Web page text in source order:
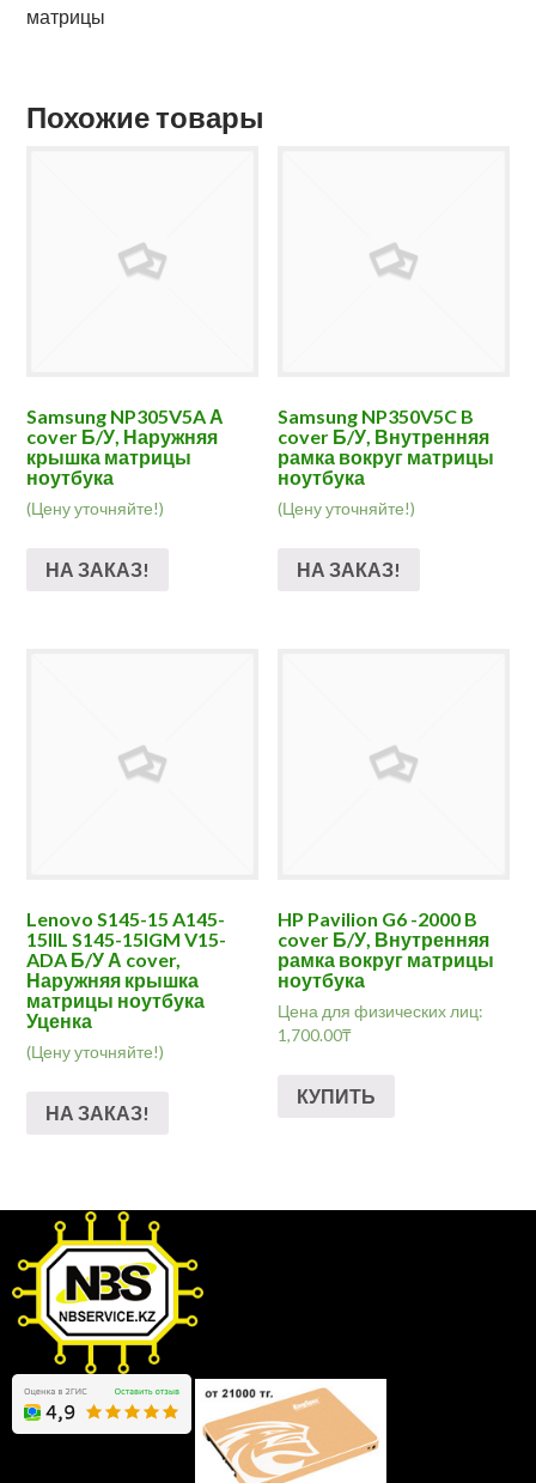
матрицы
Похожие товары
Samsung NP305V5A А
cover Б/У, Наружняя
крышка матрицы
ноутбука
(Цену уточняйте!)
НА ЗАКАЗ!
Samsung NP350V5C B
cover Б/У, Внутренняя
рамка вокруг матрицы
ноутбука
(Цену уточняйте!)
НА ЗАКАЗ!
Lenovo S145-15 A145-
15IIL S145-15IGM V15-
ADA Б/У А cover,
Наружняя крышка
матрицы ноутбука
Уценка
(Цену уточняйте!)
НА ЗАКАЗ!
HP Pavilion G6 -2000 B
cover Б/У, Внутренняя
рамка вокруг матрицы
ноутбука
Цена для физических лиц:
1,700.00₸
КУПИТЬ